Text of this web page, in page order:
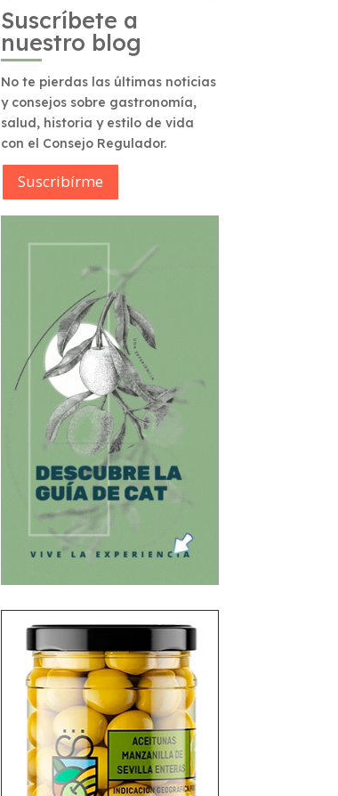
Suscríbete a
nuestro blog
No te pierdas las últimas noticias
y consejos sobre gastronomía,
salud, historia y estilo de vida
con el Consejo Regulador.
Suscribírme